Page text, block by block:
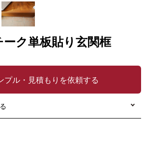
ク単板貼り玄関框
プル・見積もりを依頼する